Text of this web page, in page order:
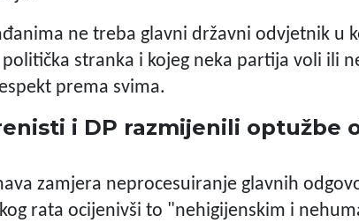
ne treba glavni državni odvjetnik u
stranka i kojeg neka partija voli ili
prema svima.
i DP razmijenili optužbe
zamjera neprocesuiranje glavnih
rata ocijenivši to "nehigijenskim i